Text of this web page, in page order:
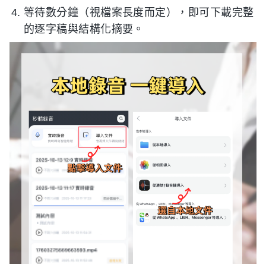
等待數分鐘（視檔案長度而定），即可下載完整
的逐字稿與結構化摘要。